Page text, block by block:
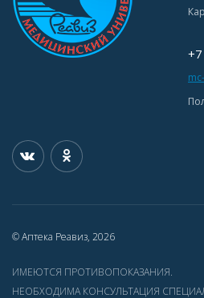
© Аптека Реавиз, 2026
ИМЕЮТСЯ ПРОТИВОПОКАЗАНИЯ.
НЕОБХОДИМА КОНСУЛЬТАЦИЯ